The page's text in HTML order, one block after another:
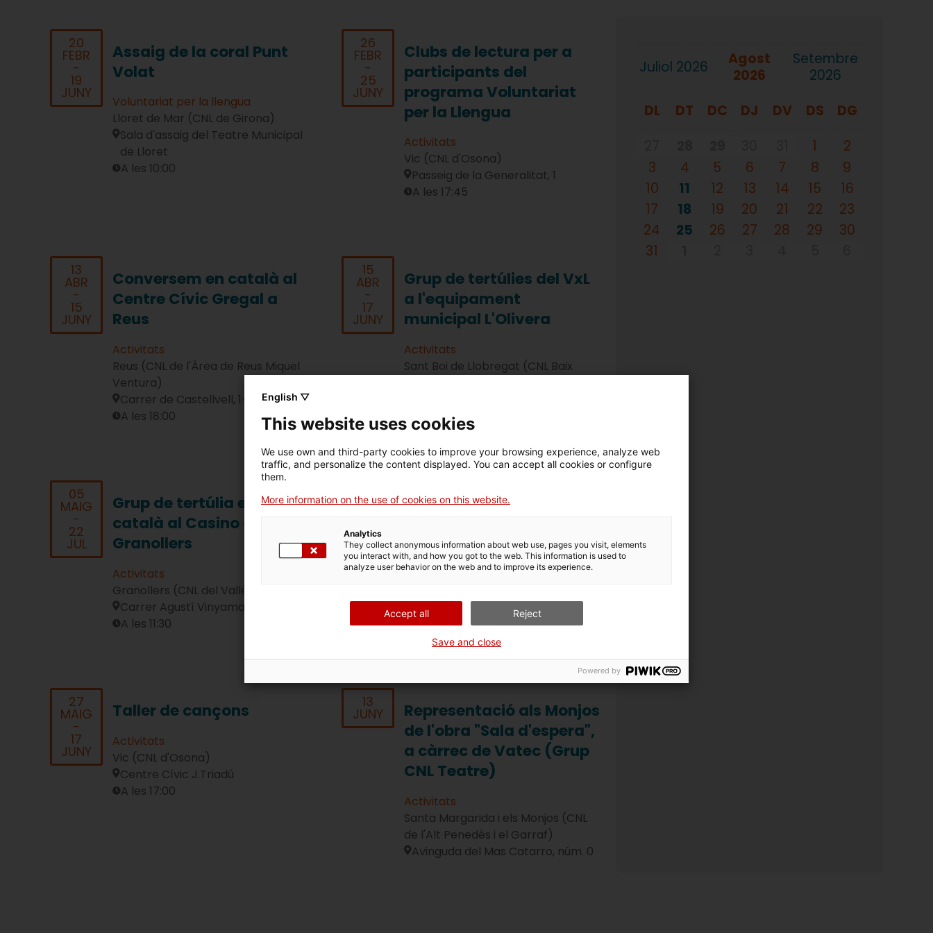
20
FEBR
-
19
JUNY
Assaig de la coral Punt
Volat
Voluntariat per la llengua
Lloret de Mar (CNL de Girona)
Sala d'assaig del Teatre Municipal
de Lloret
A les 10:00
26
FEBR
-
25
JUNY
Clubs de lectura per a
participants del
programa Voluntariat
per la Llengua
Activitats
Vic (CNL d'Osona)
Passeig de la Generalitat, 1
A les 17:45
13
ABR
-
15
JUNY
Conversem en català al
Centre Cívic Gregal a
Reus
Activitats
Reus (CNL de l'Àrea de Reus Miquel
Ventura)
Carrer de Castellvell, 1-3, Reus
A les 18:00
15
ABR
-
17
JUNY
Grup de tertúlies del VxL
a l'equipament
municipal L'Olivera
Activitats
Sant Boi de Llobregat (CNL Baix
A les 17:30
05
MAIG
-
22
JUL
Grup de tertúlia en
català al Casino de
Granollers
Activitats
Granollers (CNL del Vallès Oriental)
Carrer Agustí Vinyamata, 21
A les 11:30
20
MAIG
22
JUL
Espai de conversa en
Activitats
Granollers (CNL del Vallès Oriental)
A les 18:00
27
MAIG
-
17
JUNY
Taller de cançons
Activitats
Vic (CNL d'Osona)
Centre Cívic J.Triadú
A les 17:00
13
JUNY
Representació als Monjos
de l'obra "Sala d'espera",
a càrrec de Vatec (Grup
CNL Teatre)
Activitats
Santa Margarida i els Monjos (CNL
de l'Alt Penedès i el Garraf)
Avinguda del Mas Catarro, núm. 0
juliol 2026
agost
2026
setembre
2026
DL
DT DC DJ DV DS
DG
1
2
3
4 5 6 7 8
9
10
11 12 13 14 15
16
17
18 19 20 21 22
23
24
25 26 27 28 29
30
31
English ▽
This website uses cookies
We use own and third-party cookies to improve your browsing experience, analyze web
traffic, and personalize the content displayed. You can accept all cookies or configure
them.
More information on the use of cookies on this website.
Analytics
They collect anonymous information about web use, pages you visit, elements
you interact with, and how you got to the web. This information is used to
analyze user behavior on the web and to improve its experience.
Accept all Reject
Save and close
Powered by